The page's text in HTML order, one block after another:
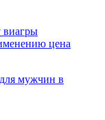
виагры
цена
мужчин в